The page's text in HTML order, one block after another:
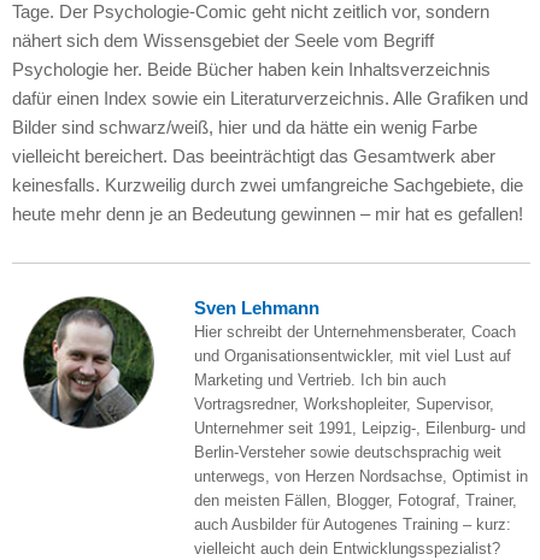
Tage. Der Psychologie-Comic geht nicht zeitlich vor, sondern
nähert sich dem Wissensgebiet der Seele vom Begriff
Psychologie her. Beide Bücher haben kein Inhaltsverzeichnis
dafür einen Index sowie ein Literaturverzeichnis. Alle Grafiken und
Bilder sind schwarz/weiß, hier und da hätte ein wenig Farbe
vielleicht bereichert. Das beeinträchtigt das Gesamtwerk aber
keinesfalls. Kurzweilig durch zwei umfangreiche Sachgebiete, die
heute mehr denn je an Bedeutung gewinnen – mir hat es gefallen!
Sven Lehmann
Hier schreibt der Unternehmensberater, Coach
und Organisationsentwickler, mit viel Lust auf
Marketing und Vertrieb. Ich bin auch
Vortragsredner, Workshopleiter, Supervisor,
Unternehmer seit 1991, Leipzig-, Eilenburg- und
Berlin-Versteher sowie deutschsprachig weit
unterwegs, von Herzen Nordsachse, Optimist in
den meisten Fällen, Blogger, Fotograf, Trainer,
auch Ausbilder für Autogenes Training – kurz:
vielleicht auch dein Entwicklungsspezialist?